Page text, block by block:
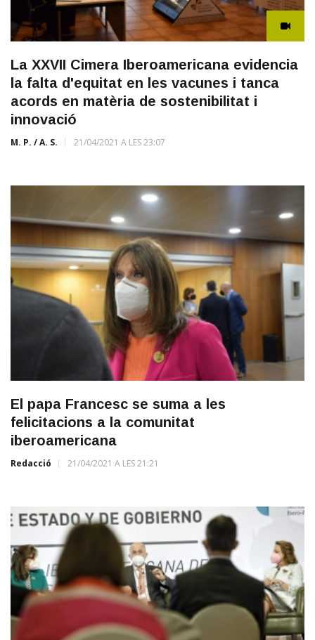
La XXVII Cimera Iberoamericana evidencia
la falta d'equitat en les vacunes i tanca
acords en matèria de sostenibilitat i
innovació
M. P. / A. S. 21/04/2021 A LES 23:07
El papa Francesc se suma a les
felicitacions a la comunitat
iberoamericana
Redacció 21/04/2021 A LES 21:21